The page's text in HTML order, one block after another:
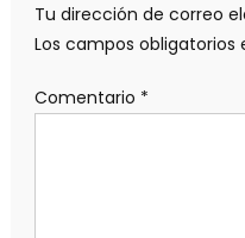
Tu dirección de correo
Los campos
Comentario *